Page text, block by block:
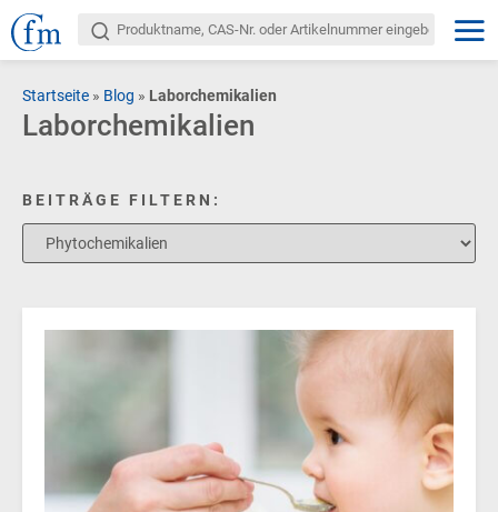
Startseite » Blog » Laborchemikalien
Laborchemikalien
BEITRÄGE FILTERN: